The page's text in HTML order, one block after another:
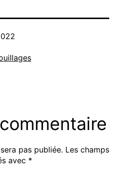
pas publiée. Les champs
avec *